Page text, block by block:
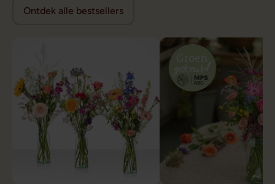
Ontdek alle bestsellers